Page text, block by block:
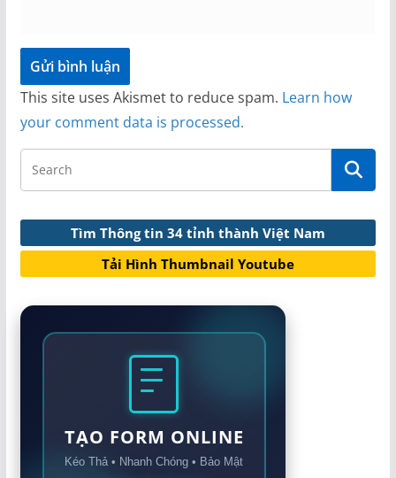
This site uses Akismet to reduce spam. Learn how
your comment data is processed.
Tìm Thông tin 34 tỉnh thành Việt Nam
Tải Hình Thumbnail Youtube
TẠO FORM ONLINE
Kéo Thả • Nhanh Chóng • Bảo Mật